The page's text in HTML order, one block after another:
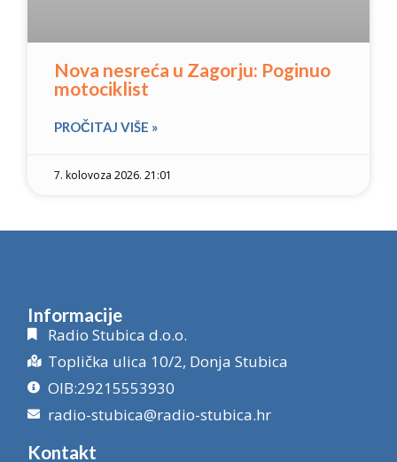
Nova nesreća u Zagorju: Poginuo
motociklist
PROČITAJ VIŠE »
7. kolovoza 2026. 21:01
Informacije
Radio Stubica d.o.o.
Toplička ulica 10/2, Donja Stubica
OIB:29215553930
radio-stubica@radio-stubica.hr
Kontakt